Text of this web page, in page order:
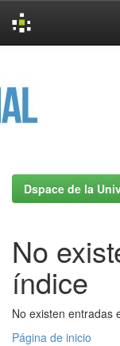
Dspace de la
No
índice
No existen entradas
Página de inicio